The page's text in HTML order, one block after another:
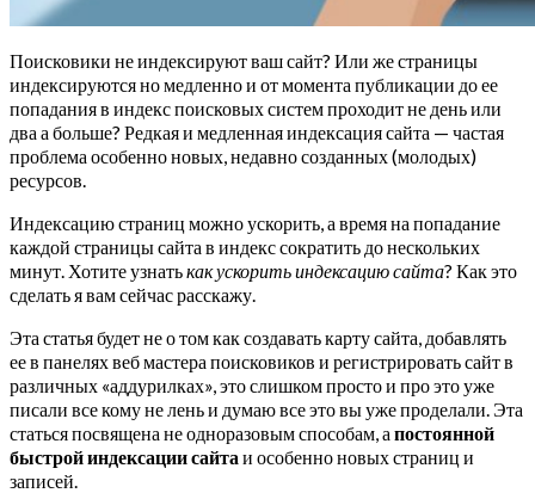
Поисковики не индексируют ваш сайт? Или же страницы
индексируются но медленно и от момента публикации до ее
попадания в индекс поисковых систем проходит не день или
два а больше? Редкая и медленная индексация сайта — частая
проблема особенно новых, недавно созданных (молодых)
ресурсов.
Индексацию страниц можно ускорить, а время на попадание
каждой страницы сайта в индекс сократить до нескольких
минут. Хотите узнатькак ускорить индексацию сайта? Как это
сделать я вам сейчас расскажу.
Эта статья будет не о том как создавать карту сайта, добавлять
ее в панелях веб мастера поисковиков и регистрировать сайт в
различных «аддурилках», это слишком просто и про это уже
писали все кому не лень и думаю все это вы уже проделали. Эта
статься посвящена не одноразовым способам, а постоянной
быстрой индексации сайта и особенно новых страниц и
записей.